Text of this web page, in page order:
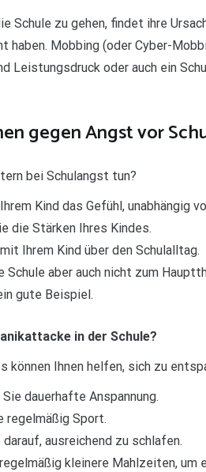
Schule zu gehen, findet ihre
haben. Mobbing (oder Cyber-
Leistungsdruck oder auch ein
gegen Angst vor
bei Schulangst tun?
Kind das Gefühl, unabhängig
die Stärken Ihres Kindes.
Ihrem Kind über den Schulalltag.
Schule aber auch nicht zum
gute Beispiel.
in der Schule?
können Ihnen helfen, sich zu
dauerhafte Anspannung.
regelmäßig Sport.
ausreichend zu schlafen.
kleinere Mahlzeiten, um